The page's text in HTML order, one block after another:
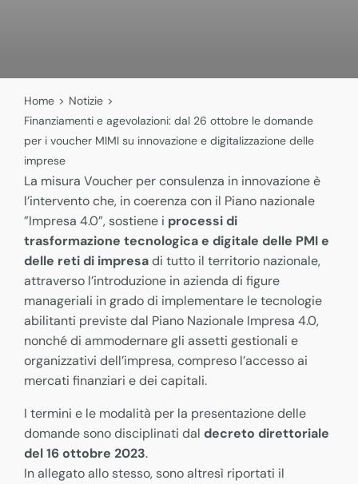
Home > Notizie >
Finanziamenti e agevolazioni: dal 26 ottobre le domande
per i voucher MIMI su innovazione e digitalizzazione delle
imprese
La misura Voucher per consulenza in innovazione è
l’intervento che, in coerenza con il Piano nazionale
”Impresa 4.0”, sostiene i processi di
trasformazione tecnologica e digitale delle PMI e
delle reti di impresadi tutto il territorio nazionale,
attraverso l’introduzione in azienda di figure
manageriali in grado di implementare le tecnologie
abilitanti previste dal Piano Nazionale Impresa 4.0,
nonché di ammodernare gli assetti gestionali e
organizzativi dell’impresa, compreso l’accesso ai
mercati finanziari e dei capitali.
I termini e le modalità per la presentazione delle
domande sono disciplinati dal decreto direttoriale
del 16 ottobre 2023.
In allegato allo stesso, sono altresì riportati il